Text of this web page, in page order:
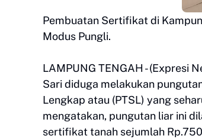
Pembuatan Sertifikat di
Modus Pungli.
LAMPUNG TENGAH - (Expresi
Sari diduga melakukan
Lengkap atau (PTSL) yang
mengatakan, pungutan liar ini
sertifikat tanah sejumlah